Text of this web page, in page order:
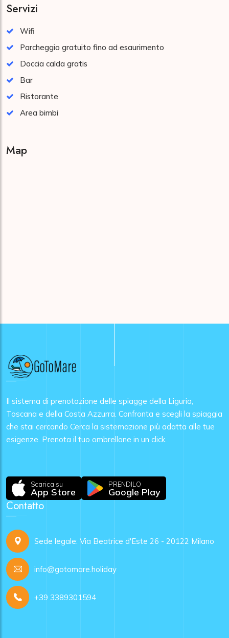
Servizi
Wifi
Parcheggio gratuito fino ad esaurimento
Doccia calda gratis
Bar
Ristorante
Area bimbi
Map
Il sistema di prenotazione delle spiagge della Liguria,
Toscana e della Costa Azzurra. Confronta e scegli la spiaggia
che stai cercando Cerca la sistemazione più adatta alle tue
esigenze. Prenota il tuo ombrellone in un click.
Scarica su
App Store
PRENDILO
Google Play
Contatto
Sede legale: Via Beatrice d'Este 26 - 20122 Milano
info@gotomare.holiday
+39 3389301594